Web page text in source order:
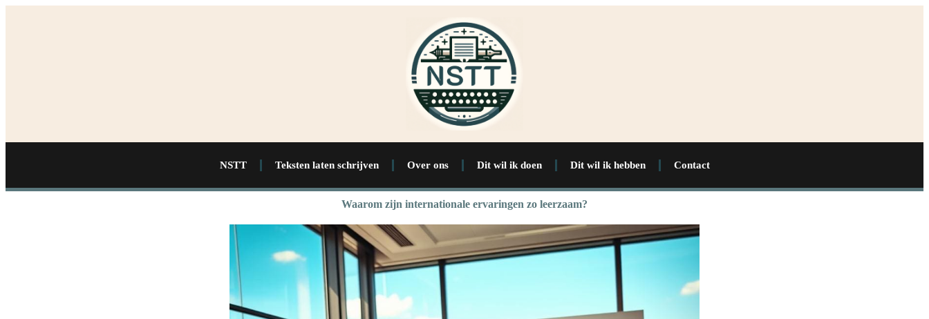
NSTT Teksten laten schrijven Over ons Dit wil ik doen Dit wil ik hebben Contact
Waarom zijn internationale ervaringen zo leerzaam?